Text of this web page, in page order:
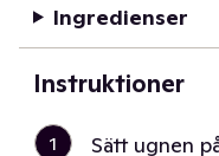
Ingredienser
Instruktioner
1 Sätt ugnen